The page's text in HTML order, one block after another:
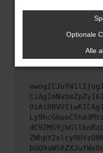
Wende dich an
Wenn du alle oben
hast, kontaktiere
versuchen, das
uns diesen Text
Optionale
Alle